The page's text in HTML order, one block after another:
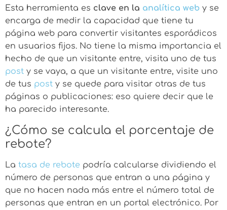
Esta herramienta es clave en la analítica web y se
encarga de medir la capacidad que tiene tu
página web para convertir visitantes esporádicos
en usuarios fijos. No tiene la misma importancia el
hecho de que un visitante entre, visita uno de tus
post y se vaya, a que un visitante entre, visite uno
de tus post y se quede para visitar otras de tus
páginas o publicaciones: eso quiere decir que le
ha parecido interesante.
¿Cómo se calcula el porcentaje de
rebote?
La tasa de rebote podría calcularse dividiendo el
número de personas que entran a una página y
que no hacen nada más entre el número total de
personas que entran en un portal electrónico. Por